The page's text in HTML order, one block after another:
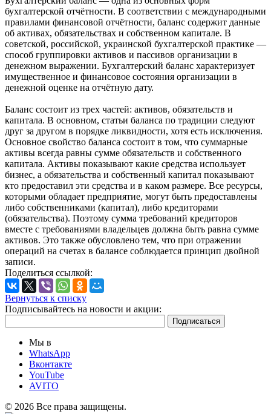
бухгалтерской отчётности. В соответствии с международными
правилами финансовой отчётности, баланс содержит данные
об активах, обязательствах и собственном капитале. В
советской, российской, украинской бухгалтерской практике —
способ группировки активов и пассивов организации в
денежном выражении. Бухгалтерский баланс характеризует
имущественное и финансовое состояния организации в
денежной оценке на отчётную дату.
Баланс состоит из трех частей: активов, обязательств и
капитала. В основном, статьи баланса по традиции следуют
друг за другом в порядке ликвидности, хотя есть исключения.
Основное свойство баланса состоит в том, что суммарные
активы всегда равны сумме обязательств и собственного
капитала. Активы показывают какие средства использует
бизнес, а обязательства и собственный капитал показывают
кто предоставил эти средства и в каком размере. Все ресурсы,
которыми обладает предприятие, могут быть предоставлены
либо собственниками (капитал), либо кредиторами
(обязательства). Поэтому сумма требований кредиторов
вместе с требованиями владельцев должна быть равна сумме
активов. Это также обусловлено тем, что при отражении
операций на счетах в балансе соблюдается принцип двойной
записи.
Поделиться ссылкой:
Вернуться к списку
Подписывайтесь на новости и акции:
Мы в
WhatsApp
Вконтакте
YouTube
AVITO
© 2026 Все права защищены.